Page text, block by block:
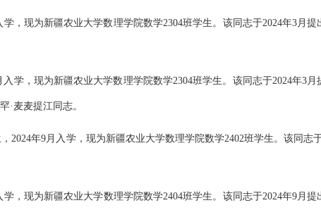
学，现为新疆农业大学数理学院数学2304班学生。该同志于2024年3月提
入学，现为新疆农业大学数理学院数学2304班学生。该同志于2024年3
·麦麦提江同志。
2024年9月入学，现为新疆农业大学数理学院数学2402班学生。该同志
学，现为新疆农业大学数理学院数学2404班学生。该同志于2024年9月提